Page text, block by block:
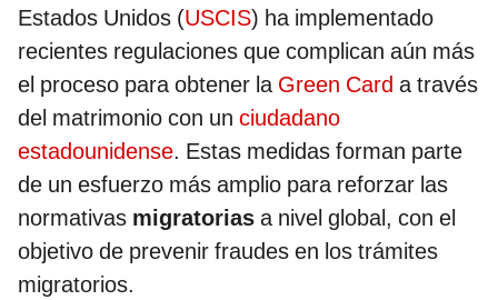
Estados Unidos (USCIS) ha implementado
recientes regulaciones que complican aún más
el proceso para obtener la Green Card a través
del matrimonio con un ciudadano
estadounidense. Estas medidas forman parte
de un esfuerzo más amplio para reforzar las
normativas migratorias a nivel global, con el
objetivo de prevenir fraudes en los trámites
migratorios.